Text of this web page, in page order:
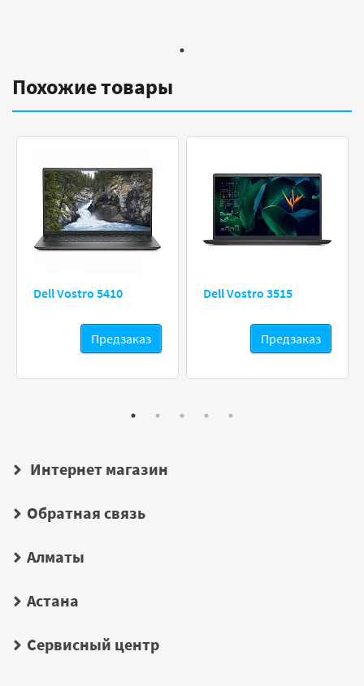
Похожие товары
Dell Vostro 5410
Предзаказ
Dell Vostro 3515
Предзаказ
Интернет магазин
Обратная связь
Алматы
Астана
Сервисный центр